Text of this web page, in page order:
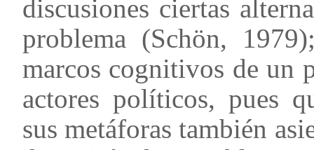
discusiones ciertas
problema (Schön,
marcos cognitivos de un
actores políticos, pues
sus metáforas también